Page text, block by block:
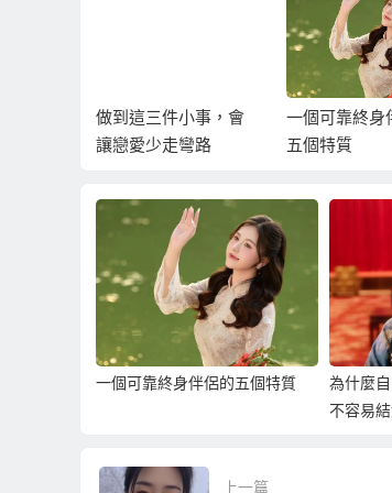
一個可靠終身伴侶的
五個特質
為什麼自由戀
久，反而更不
一個可靠終身伴侶的五個特質
為什麼
不容易結
上一篇